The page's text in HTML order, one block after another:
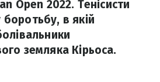
Open 2022. Тенісисти
в якій
земляка Кірьоса.